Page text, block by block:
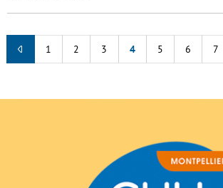
1 2 3 4 5 6 7